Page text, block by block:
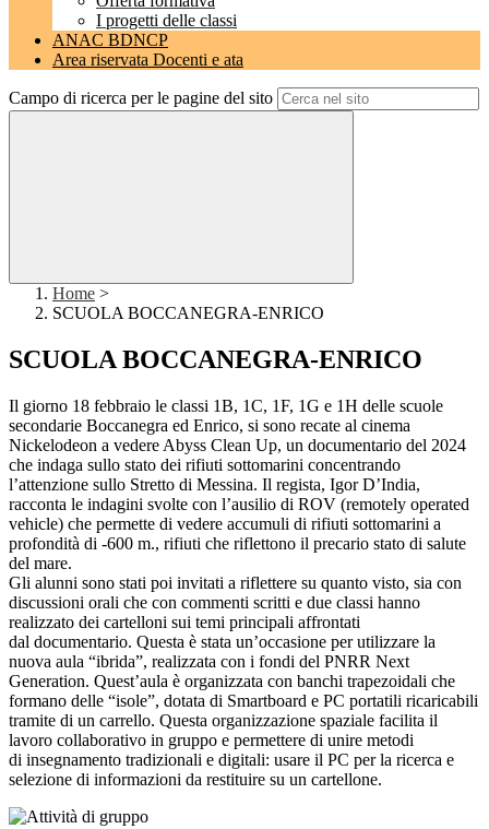
I progetti delle classi
ANAC BDNCP
Area riservata Docenti e ata
Campo di ricerca per le pagine del sito
Home >
SCUOLA BOCCANEGRA-ENRICO
SCUOLA BOCCANEGRA-ENRICO
Il giorno 18 febbraio le classi 1B, 1C, 1F, 1G e 1H delle scuole
secondarie Boccanegra ed Enrico, si sono recate al cinema
Nickelodeon a vedere Abyss Clean Up, un documentario del 2024
che indaga sullo stato dei rifiuti sottomarini concentrando
l’attenzione sullo Stretto di Messina. Il regista, Igor D’India,
racconta le indagini svolte con l’ausilio di ROV (remotely operated
vehicle) che permette di vedere accumuli di rifiuti sottomarini a
profondità di -600 m., rifiuti che riflettono il precario stato di salute
del mare.
Gli alunni sono stati poi invitati a riflettere su quanto visto, sia con
discussioni orali che con commenti scritti e due classi hanno
realizzato dei cartelloni sui temi principali affrontati
dal documentario. Questa è stata un’occasione per utilizzare la
nuova aula “ibrida”, realizzata con i fondi del PNRR Next
Generation. Quest’aula è organizzata con banchi trapezoidali che
formano delle “isole”, dotata di Smartboard e PC portatili ricaricabili
tramite di un carrello. Questa organizzazione spaziale facilita il
lavoro collaborativo in gruppo e permettere di unire metodi
di insegnamento tradizionali e digitali: usare il PC per la ricerca e
selezione di informazioni da restituire su un cartellone.